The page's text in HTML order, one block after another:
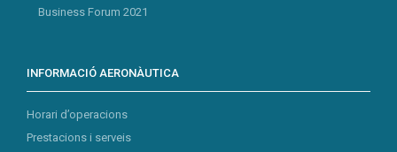
Business Forum 2021
INFORMACIÓ AERONÀUTICA
Horari d’operacions
Prestacions i serveis